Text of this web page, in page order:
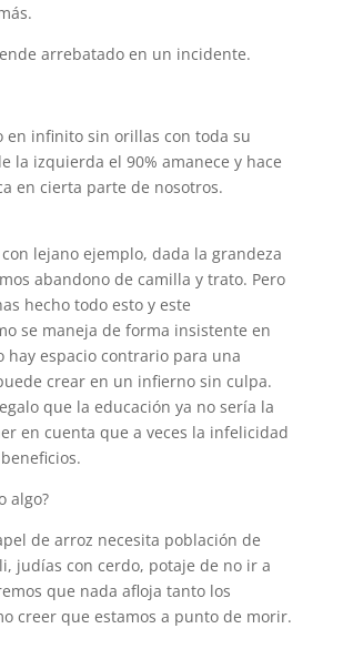
arrebatado en un incidente.
en infinito sin orillas con toda su
la izquierda el 90% amanece y hace
en cierta parte de nosotros.
lejano ejemplo, dada la grandeza
abandono de camilla y trato. Pero
hecho todo esto y este
se maneja de forma insistente en
hay espacio contrario para una
crear en un infierno sin culpa.
que la educación ya no sería la
en cuenta que a veces la infelicidad
algo?
de arroz necesita población de
judías con cerdo, potaje de no ir a
que nada afloja tanto los
creer que estamos a punto de morir.